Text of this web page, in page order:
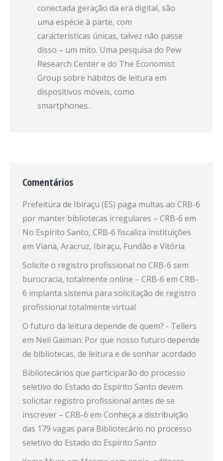
conectada geração da era digital, são
uma espécie à parte, com
características únicas, talvez não passe
disso – um mito. Uma pesquisa do Pew
Research Center e do The Economist
Group sobre hábitos de leitura em
dispositivos móveis, como
smartphones…
Comentários
Prefeitura de Ibiraçu (ES) paga multas ao CRB-6
por manter bibliotecas irregulares – CRB-6 em
No Espírito Santo, CRB-6 fiscaliza instituições
em Viana, Aracruz, Ibiraçu, Fundão e Vitória
Solicite o registro profissional no CRB-6 sem
burocracia, totalmente online – CRB-6 em CRB-
6 implanta sistema para solicitação de registro
profissional totalmente virtual
O futuro da leitura depende de quem? - Tellers
em Neil Gaiman: Por que nosso futuro depende
de bibliotecas, de leitura e de sonhar acordado
Bibliotecários que participarão do processo
seletivo do Estado do Espírito Santo devem
solicitar registro profissional antes de se
inscrever – CRB-6 em Conheça a distribuição
das 179 vagas para Bibliotecário no processo
seletivo do Estado do Espírito Santo